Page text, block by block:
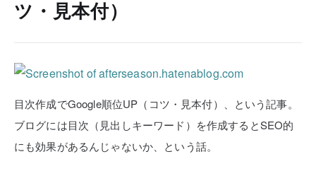
ツ・見本付）
目次作成でGoogle順位UP（コツ・見本付）、という記事。
ブログには目次（見出しキーワード）を作成するとSEO的
にも効果があるんじゃないか、という話。